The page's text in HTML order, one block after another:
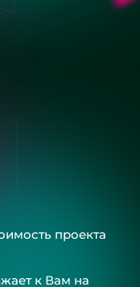
проекта
к Вам на